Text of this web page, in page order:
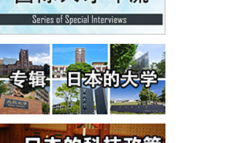
日本生成式AI使用者占比一年内翻倍，但与
中美德仍有较大差距
政策
死亡人数至少减半，重点强化火灾防控
科学研究
福井大学发现细胞记忆过往并抑制反应的机
制，阐明即便DNA相同反应迥异之谜
科学研究
神户大学确认口服癌症疫苗B440单药给药的
安全性，在转移性尿路上皮癌患者中开展临
床试验
政策
日本发布《令和8年版科学技术与创新白皮